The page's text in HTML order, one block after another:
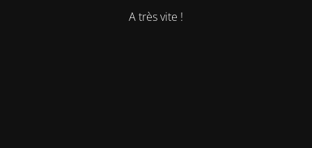
A très vite !